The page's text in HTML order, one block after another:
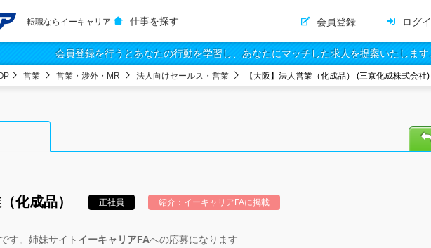
転職ならイーキャリア 仕事を探す 会員登録 ログ
会員登録を行うとあなたの行動を学習し、あなたにマッチした求人を提案いたします
営業 営業・渉外・MR 法人向けセールス・営業 【大阪】法人営業（化成品） (三京化成株式会社
化成品） 正社員 紹介：イーキャリアFAに掲載
す。姉妹サイト イーキャリアFAへの応募になります